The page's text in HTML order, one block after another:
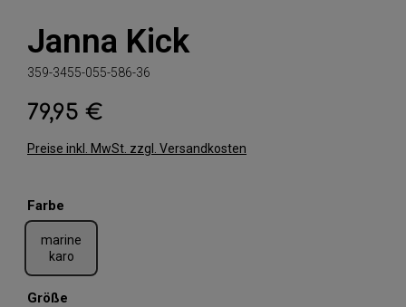
Janna Kick
359-3455-055-586-36
Regulärer Preis:
79,95 €
Preise inkl. MwSt. zzgl. Versandkosten
Farbe
marine
karo
Größe